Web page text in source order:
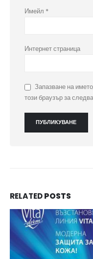
Имейл *
Интернет страница
Запазване на
този браузър за
RELATEDPOSTS